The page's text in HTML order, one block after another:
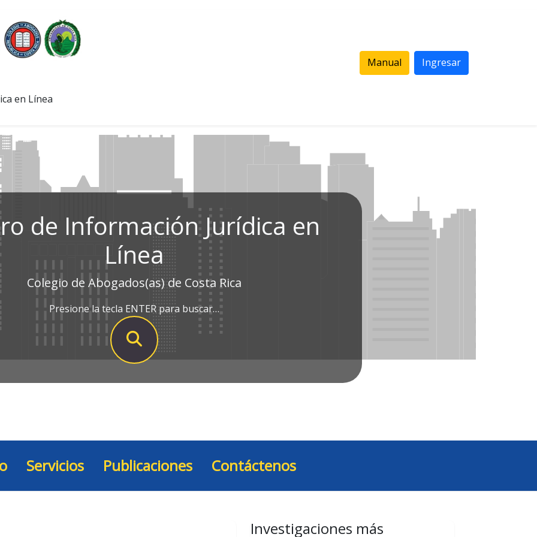
en Línea
Manual Ingresar
de Información Jurídica en
Línea
Colegio de Abogados(as) de Costa Rica
Presione la tecla ENTER para buscar…
Servicios Publicaciones Contáctenos
Investigaciones más